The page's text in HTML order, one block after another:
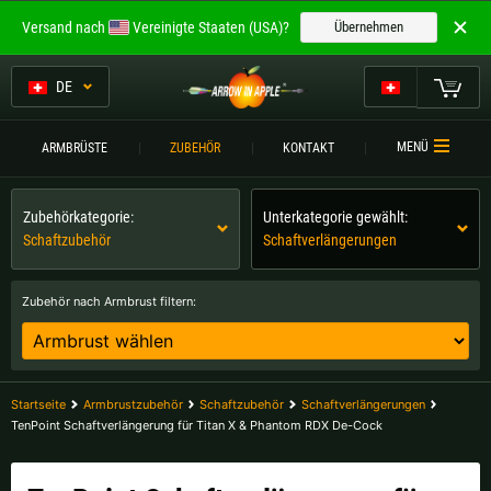
DE
ARMBRÜSTE ZUBEHÖR KONTAKT MENÜ
Zubehör nach Armbrust filtern:
Zubehörkategorie:
Schaftzubehör
Unterkategorie gewählt:
Schaftverlängerungen
Startseite Armbrustzubehör Schaftzubehör
Schaftverlängerungen
TenPoint Schaftverlängerung für Titan X & Phantom RDX De-Cock
Willkommen bei
ARROW IN APPLE
Die besten Armbrüste.
Bitte wählen Sie Ihre Sprache aus:
Englisch Deutsch (DE)
Deutsch (AT) Deutsch (CH)
Bitte wählen Sie Ihre Versandregion:
Belgien |€ Bulgarien |лв
Versand nach Vereinigte Staaten (USA)? Übernehmen
Mein Warenkorb
ARMBRÜSTE
ARMBRUSTVERGLEICH
ZUBEHÖR
KONTAKT